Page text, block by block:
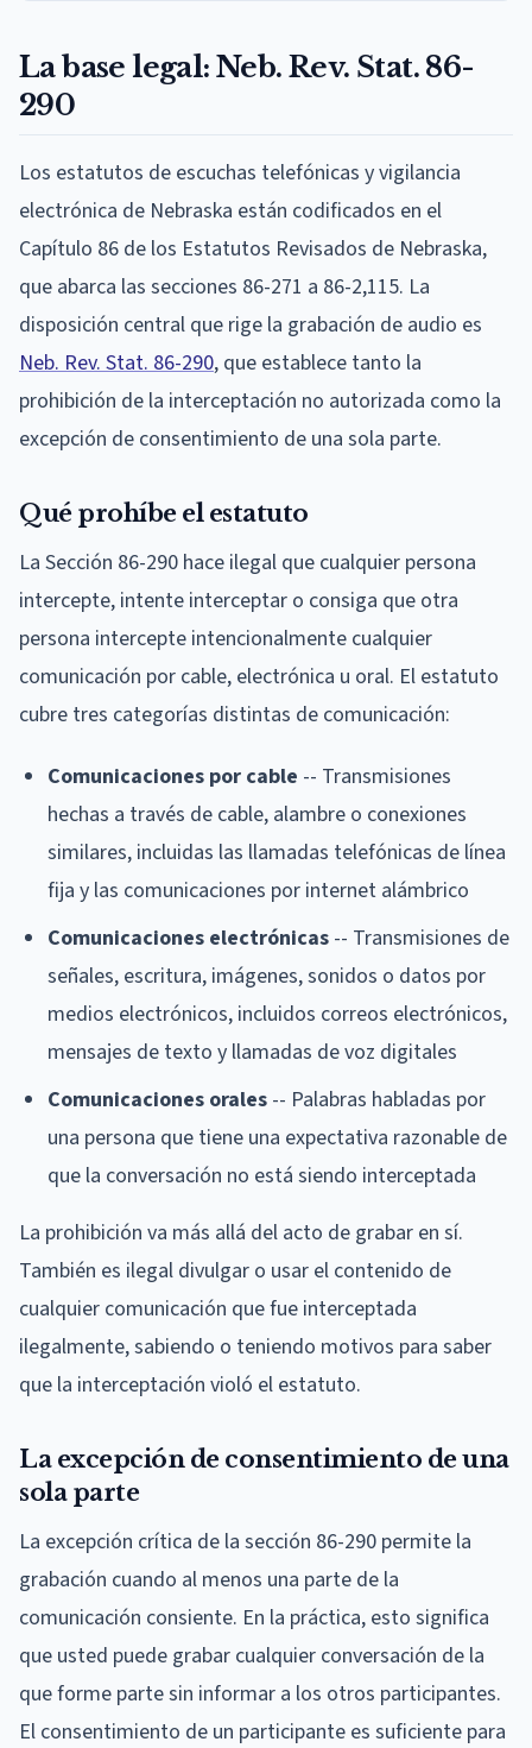
La base legal: Neb. Rev. Stat. 86-
290
Los estatutos de escuchas telefónicas y vigilancia
electrónica de Nebraska están codificados en el
Capítulo 86 de los Estatutos Revisados de Nebraska,
que abarca las secciones 86-271 a 86-2,115. La
disposición central que rige la grabación de audio es
Neb. Rev. Stat. 86-290, que establece tanto la
prohibición de la interceptación no autorizada como la
excepción de consentimiento de una sola parte.
Qué prohíbe el estatuto
La Sección 86-290 hace ilegal que cualquier persona
intercepte, intente interceptar o consiga que otra
persona intercepte intencionalmente cualquier
comunicación por cable, electrónica u oral. El estatuto
cubre tres categorías distintas de comunicación:
Comunicaciones por cable -- Transmisiones
hechas a través de cable, alambre o conexiones
similares, incluidas las llamadas telefónicas de línea
fija y las comunicaciones por internet alámbrico
Comunicaciones electrónicas -- Transmisiones de
señales, escritura, imágenes, sonidos o datos por
medios electrónicos, incluidos correos electrónicos,
mensajes de texto y llamadas de voz digitales
Comunicaciones orales -- Palabras habladas por
una persona que tiene una expectativa razonable de
que la conversación no está siendo interceptada
La prohibición va más allá del acto de grabar en sí.
También es ilegal divulgar o usar el contenido de
cualquier comunicación que fue interceptada
ilegalmente, sabiendo o teniendo motivos para saber
que la interceptación violó el estatuto.
La excepción de consentimiento de una
sola parte
La excepción crítica de la sección 86-290 permite la
grabación cuando al menos una parte de la
comunicación consiente. En la práctica, esto significa
que usted puede grabar cualquier conversación de la
que forme parte sin informar a los otros participantes.
El consentimiento de un participante es suficiente para